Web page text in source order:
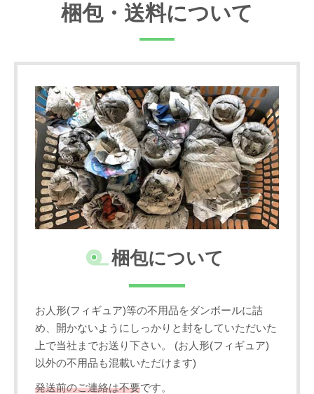
梱包・送料について
梱包について
お人形(フィギュア)等の不用品をダンボールに詰
め、開かないようにしっかりと封をしていただいた
上で当社までお送り下さい。 (お人形(フィギュア)
以外の不用品も混載いただけます)
発送前のご連絡は不要です。